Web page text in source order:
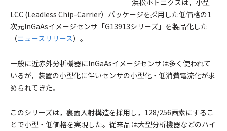
浜松ホトニクスは，⼩型
LCC (Leadless Chip-Carrier）パッケージを採⽤した低価格の1
次元InGaAsイメージセンサ「G13913シリーズ」を製品化した
（ニュースリリース）。
一般に近⾚外分析機器にInGaAsイメージセンサは多く使われて
いるが，装置の小型化に伴いセンサの小型化・低消費電流化が求
められてきた。
このシリーズは，裏面入射構造を採用し，128/256画素にするこ
とで⼩型・低価格を実現した。従来品は⼤型分析機器などのハイ